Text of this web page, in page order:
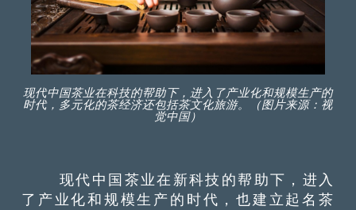
现代中国茶业在科技的帮助下，进入了产业化和规模生产的
时代，多元化的茶经济还包括茶文化旅游。（图片来源：视
觉中国）
现代中国茶业在新科技的帮助下，进入
了产业化和规模生产的时代，也建立起名茶